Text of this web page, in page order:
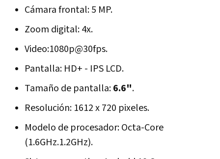
Cámara frontal: 5 MP.
Zoom digital: 4x.
Video:1080p@30fps.
Pantalla: HD+ - IPS LCD.
Tamaño de pantalla:6.6".
Resolución: 1612 x 720 pixeles.
Modelo de procesador: Octa-Core
(1.6GHz.1.2GHz).